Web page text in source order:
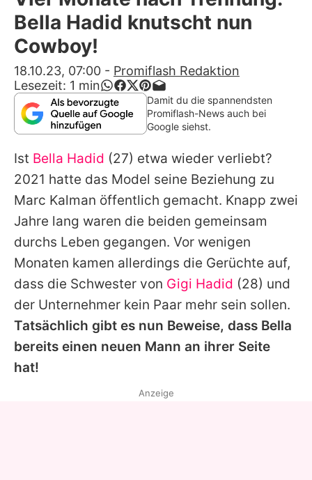
Alle Themen auf Promiflash
App runterladen
Team
Redaktionelle Richtlinien
Impressum
Datenschutzerklärung
Nutzungsbedingungen
Utiq verwalten
Bella Hadid knutscht nun
Cowboy!
18.10.23, 07:00 - Promiflash Redaktion
Lesezeit: 1 min
Damit du die spannendsten
Promiflash-News auch bei
Google siehst.
Ist Bella Hadid (27) etwa wieder verliebt?
2021 hatte das Model seine Beziehung zu
Marc Kalman öffentlich gemacht. Knapp zwei
Jahre lang waren die beiden gemeinsam
durchs Leben gegangen. Vor wenigen
Monaten kamen allerdings die Gerüchte auf,
dass die Schwester von Gigi Hadid (28) und
der Unternehmer kein Paar mehr sein sollen.
Tatsächlich gibt es nun Beweise, dass Bella
bereits einen neuen Mann an ihrer Seite
hat!
Anzeige